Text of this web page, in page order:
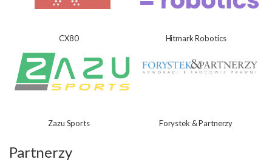
CX80 Hitmark Robotics
Zazu Sports Forystek & Partnerzy
Partnerzy